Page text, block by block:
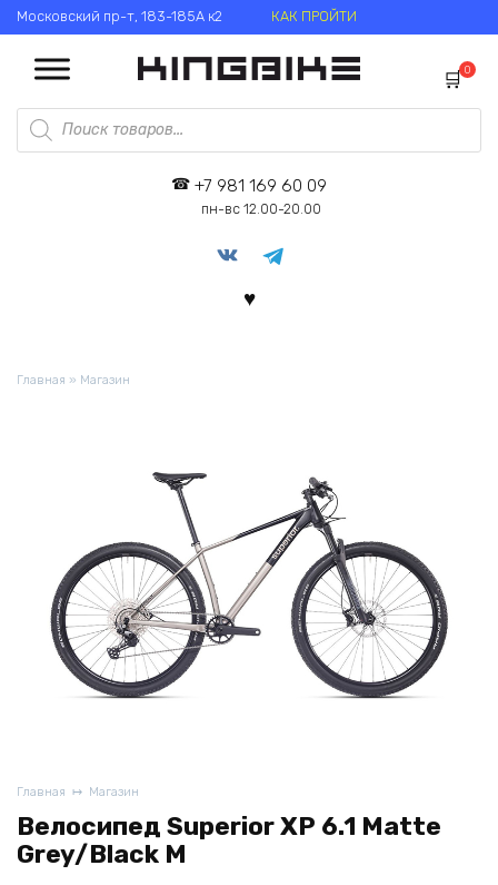
Перейти
к
содержанию
Московский пр-т, 183-185А к2 КАК ПРОЙТИ
Поиск
товаров
0
+7 981 169 60 09
пн-вс 12.00-20.00
Главная » Магазин
Главная Магазин
Велосипед Superior XP 6.1 Matte
Grey/Black M